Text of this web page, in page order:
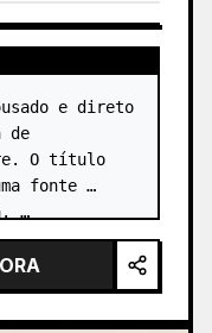
e direto
de
O título
fonte
…